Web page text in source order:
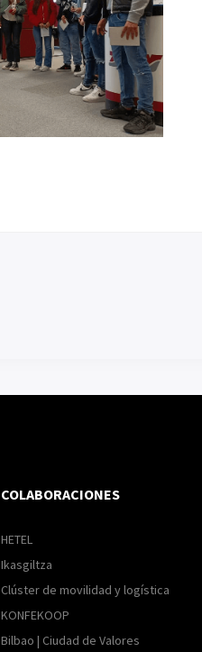
COLABORACIONES
HETEL
Ikasgiltza
Clúster de movilidad y logística
KONFEKOOP
Bilbao | Ciudad de Valores